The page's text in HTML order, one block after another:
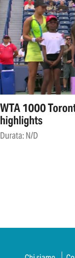
WTA 1000
highlights
Durata: N/D